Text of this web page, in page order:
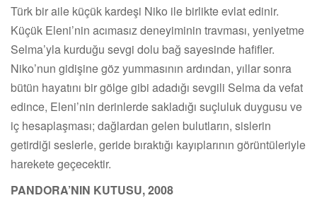
Türk bir aile küçük kardeşi Niko ile birlikte evlat edinir.
Küçük Eleni’nin acımasız deneyiminin travması, yeniyetme
Selma’yla kurduğu sevgi dolu bağ sayesinde hafifler.
Niko’nun gidişine göz yummasının ardından, yıllar sonra
bütün hayatını bir gölge gibi adadığı sevgili Selma da vefat
edince, Eleni’nin derinlerde sakladığı suçluluk duygusu ve
iç hesaplaşması; dağlardan gelen bulutların, sislerin
getirdiği seslerle, geride bıraktığı kayıplarının görüntüleriyle
harekete geçecektir.
PANDORA’NIN KUTUSU, 2008